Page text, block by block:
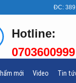
ĐC: 389
Hotline:
0703600999
mới Video Tin